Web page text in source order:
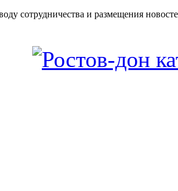
сотрудничества и размещения